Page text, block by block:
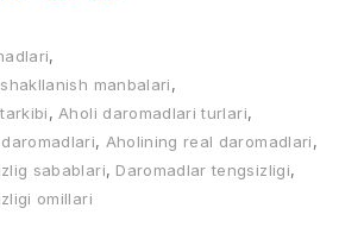
,
manbalari,
, Aholi daromadlari turlari,
, Aholining real daromadlari,
sabablari, Daromadlar tengsizligi,
omillari